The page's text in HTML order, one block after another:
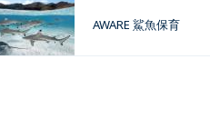
AWARE 鯊魚保育